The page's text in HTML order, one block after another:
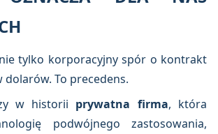
tylko korporacyjny spór o kontrakt
dolarów. To precedens.
w historii prywatna firma, która
podwójnego zastosowania,